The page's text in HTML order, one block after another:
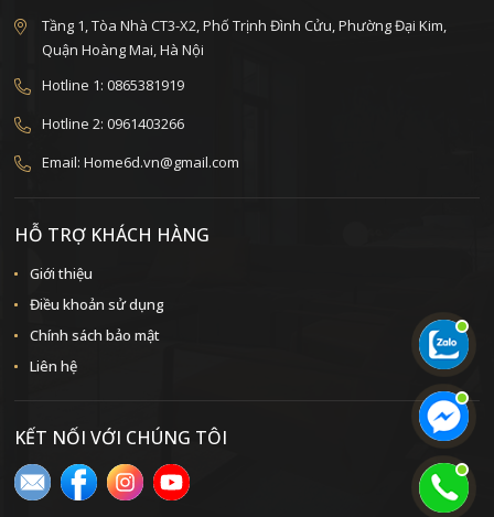
Tầng 1, Tòa Nhà CT3-X2, Phố Trịnh Đình Cửu, Phường Đại Kim,
Quận Hoàng Mai, Hà Nội
Hotline 1: 0865381919
Hotline 2: 0961403266
Email: Home6d.vn@gmail.com
HỖ TRỢ KHÁCH HÀNG
Giới thiệu
Điều khoản sử dụng
Chính sách bảo mật
Liên hệ
KẾT NỐI VỚI CHÚNG TÔI